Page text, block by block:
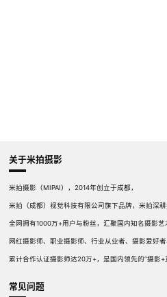
关于米拍摄影
米拍摄影（MIPAI），2014年创立于成都，
米拍（成都）视觉科技有限公司旗下品牌，米拍深耕
全网拥有1000万+用户与粉丝，汇聚国内知名摄影艺
网红摄影师、职业摄影师、行业从业者、摄影爱好者
累计合作认证摄影师达20万+，是国内领先的“摄影+
常见问题